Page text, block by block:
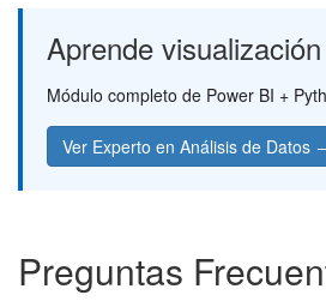
Aprende
Módulo completo de Power BI +
Ver Experto en Análisis de Datos
Preguntas